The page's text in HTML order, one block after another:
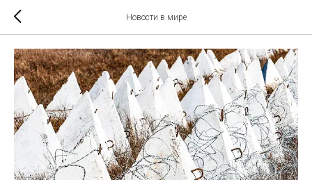
Новости в мире